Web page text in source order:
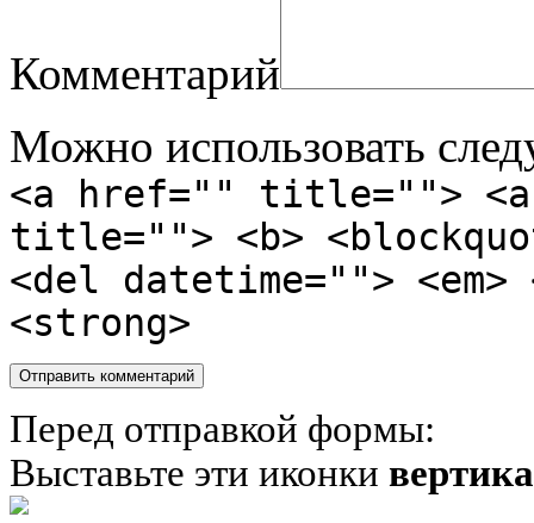
Комментарий
Можно использовать
<a href="" title="">
title=""> <b>
<del datetime="">
<strong>
Перед отправкой формы:
Выставьте эти иконки